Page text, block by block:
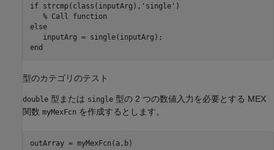
if strcmp(class(inputArg), 'single' )
% Call function
else
end
型のカテゴリのテスト
double 型または single 型の 2 つの数値入力を必要とする MEX
関数 myMexFcn を作成するとします。
outArray = myMexFcn(a,b)